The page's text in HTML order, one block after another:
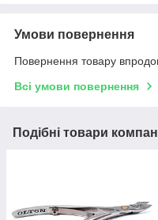
Умови повернення
Повернення товару
Всі умови повернення
Подібні товари